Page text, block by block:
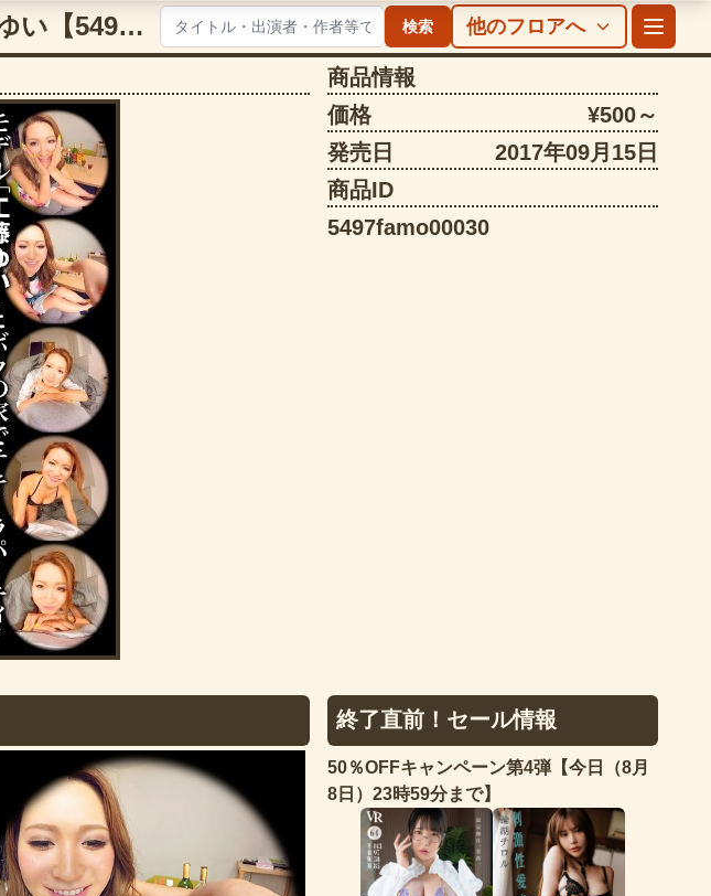
【VR】モテ期の晩餐 グラドル編 工藤ゆい【5497famo00030】 検索 他のフロアへ
商品情報
価格
¥500～
発売日
2017年09月15日
商品ID
5497famo00030
終了直前！セール情報
50％OFFキャンペーン第4弾【今日（8月
8日）23時59分まで】